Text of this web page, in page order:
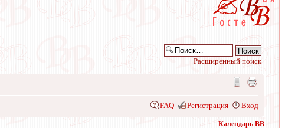
Расширенный поиск
FAQ Регистрация Вход
Календарь ВВ